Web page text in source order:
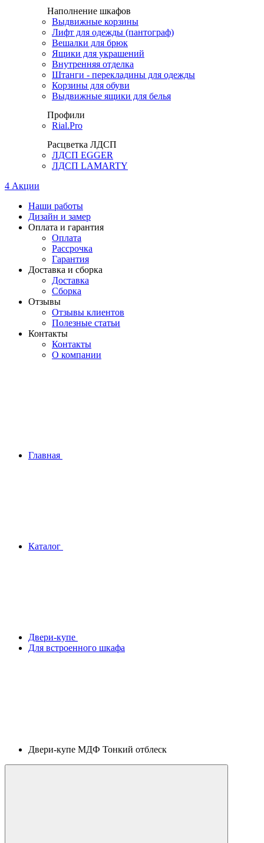
Наполнение шкафов
Выдвижные корзины
Лифт для одежды (пантограф)
Вешалки для брюк
Ящики для украшений
Внутренняя отделка
Штанги - перекладины для одежды
Корзины для обуви
Выдвижные ящики для белья
Профили
Rial.Pro
Расцветка ЛДСП
ЛДСП EGGER
ЛДСП LAMARTY
4 Акции
Наши работы
Дизайн и замер
Оплата и гарантия
Оплата
Рассрочка
Гарантия
Доставка и сборка
Доставка
Сборка
Отзывы
Отзывы клиентов
Полезные статьи
Контакты
Контакты
О компании
Главная
Каталог
Двери-купе
Для встроенного шкафа
Двери-купе МДФ Тонкий отблеск